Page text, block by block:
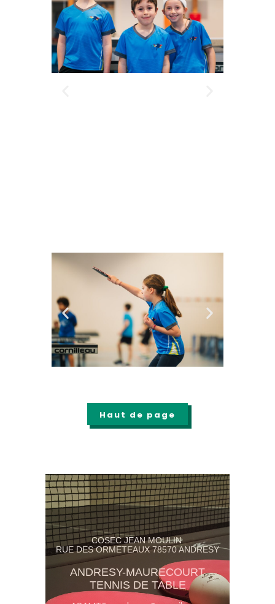
Haut de page
COSEC JEAN MOULIN
RUE DES ORMETEAUX 78570 ANDRESY
ANDRESY-MAURECOURT
TENNIS DE TABLE